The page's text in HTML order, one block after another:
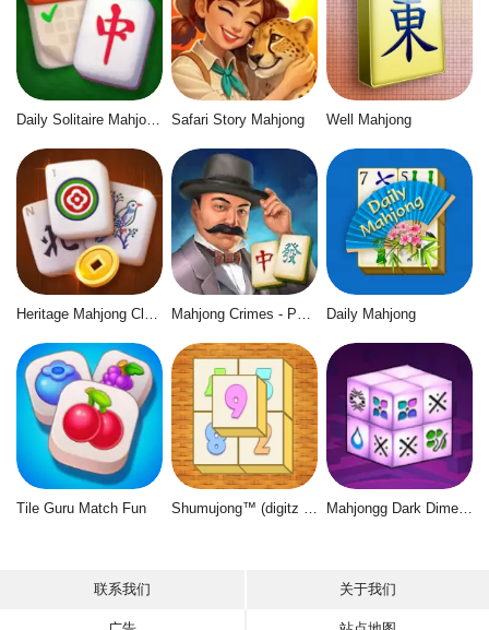
Safari Story Mahjong Well Mahjong
Daily Mahjong
Tile Guru Match Fun Shumujong™ (digitz mahjong) Mahjongg Dark Dimensions
联系我们 关于我们